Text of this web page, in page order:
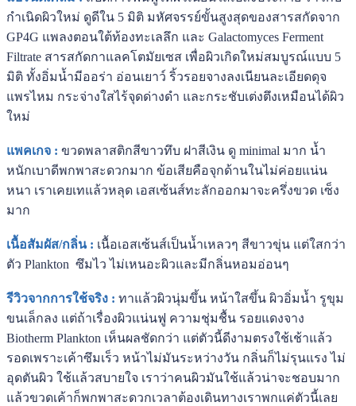
กำเนิดผิวใหม่ ดูดีใน 5 มิติ มหัศจรรย์ขั้นสูงสุดของสารสกัดจาก
GP4G แพลงตอนใต้ท้องทะเลลึก และ Galactomyces Ferment
Filtrate สารสกัดกาแลคโตมัยเซส เพื่อผิวเกิดใหม่สมบูรณ์แบบ 5
มิติ ทั้งอิ่มน้ำมีออร่า อ่อนเยาว์ ริ้วรอยจางลงเนียนละเอียดดุจ
แพรไหม กระจ่างใสไร้จุดด่างดำ และกระชับเต่งตึงเหมือนได้ผิว
ใหม่
แพคเกจ : ขวดพลาสติกสีขาวทึบ ฝาสีเงิน ดู minimal มาก น้ำ
หนักเบาดีพกพาสะดวกมาก ข้อเสียคือจุกด้านในไม่ค่อยแน่น
หนา เราเคยเทแล้วหลุด เอสเซ้นส์ทะลักออกมาจะครึ่งขวด เซ็ง
มาก
เนื้อสัมผัส/กลิ่น : เนื้อเอสเซ้นส์เป็นน้ำเหลวๆ สีขาวขุ่น แต่ใสกว่า
ตัว Plankton ซึมไว ไม่เหนอะผิวและมีกลิ่นหอมอ่อนๆ
รีวิวจากการใช้จริง : ทาแล้วผิวนุ่มขึ้น หน้าใสขึ้น ผิวอิ่มน้ำ รูขุม
ขนเล็กลง แต่ถ้าเรื่องผิวแน่นฟู ความชุ่มชื้น รอยแดงจาง
Biotherm Plankton เห็นผลชัดกว่า แต่ตัวนี้ดีงามตรงใช้เช้าแล้ว
รอดเพราะเค้าซึมเร็ว หน้าไม่มันระหว่างวัน กลิ่นก็ไม่รุนแรง ไม่
อุดตันผิว ใช้แล้วสบายใจ เราว่าคนผิวมันใช้แล้วน่าจะชอบมาก
แล้วขวดเค้าก็พกพาสะดวกเวลาต้องเดินทางเราพกแค่ตัวนี้เลย